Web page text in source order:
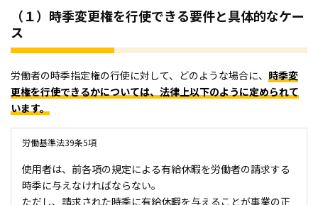
（１）時季変更権を行使できる要件と具体的なケー
ス
労働者の時季指定権の行使に対して、どのような場合に、 時季変
更権を行使できるかについては、法律上以下のように定められて
います。
労働基準法39条5項
使用者は、前各項の規定による有給休暇を労働者の請求する
時季に与えなければならない。
ただし、請求された時季に有給休暇を与えることが事業の正